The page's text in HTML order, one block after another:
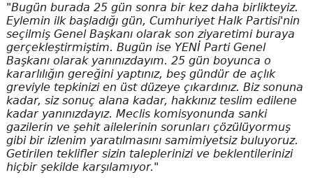
"Bugün burada 25 gün sonra bir kez daha birlikteyiz.
Eylemin ilk başladığı gün, Cumhuriyet Halk Partisi'nin
seçilmiş Genel Başkanı olarak son ziyaretimi buraya
gerçekleştirmiştim. Bugün ise YENİ Parti Genel
Başkanı olarak yanınızdayım. 25 gün boyunca o
kararlılığın gereğini yaptınız, beş gündür de açlık
greviyle tepkinizi en üst düzeye çıkardınız. Biz sonuna
kadar, siz sonuç alana kadar, hakkınız teslim edilene
kadar yanınızdayız. Meclis komisyonunda sanki
gazilerin ve şehit ailelerinin sorunları çözülüyormuş
gibi bir izlenim yaratılmasını samimiyetsiz buluyoruz.
Getirilen teklifler sizin taleplerinizi ve beklentilerinizi
hiçbir şekilde karşılamıyor."